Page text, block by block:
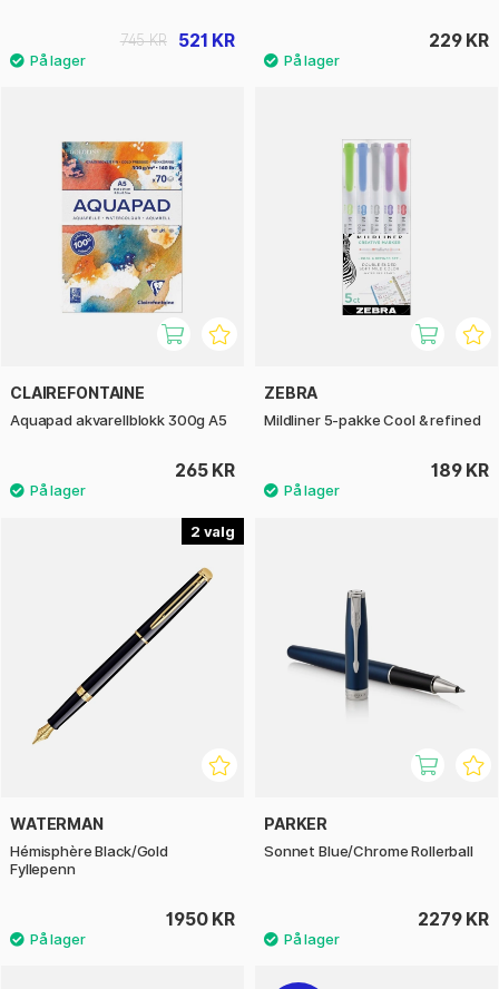
521 KR
745 KR 229 KR
CLAIREFONTAINE
Aquapad akvarellblokk 300g A5
265 KR
ZEBRA
Mildliner 5-pakke Cool & refined
189 KR
2
WATERMAN
Hémisphère Black/Gold
Fyllepenn
1950 KR
PARKER
Sonnet Blue/Chrome Rollerball
2279 KR